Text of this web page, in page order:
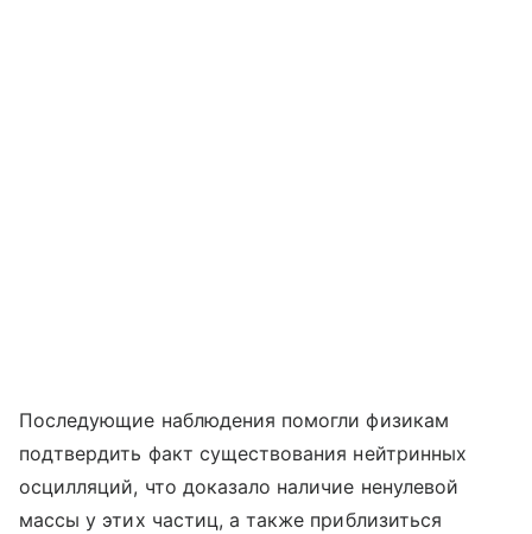
Последующие наблюдения помогли физикам
подтвердить факт существования нейтринных
осцилляций, что доказало наличие ненулевой
массы у этих частиц, а также приблизиться